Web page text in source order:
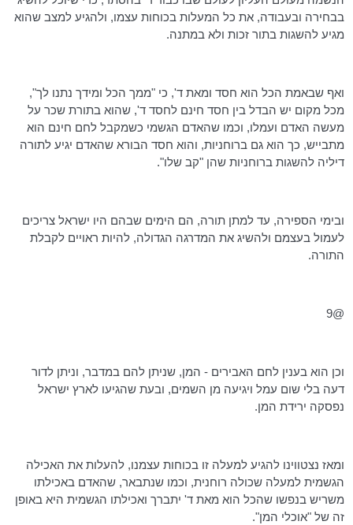
בבחירה ובעבודה, את כל המעלות בכוחות עצמו, ולהגיע למצב שהוא
מגיע להשגות בתור זכות ולא במתנה.
ואף שבאמת הכל הוא חסד ומאת ד', כי "ממך הכל ומידך נתנו לך",
מכל מקום יש הבדל בין חסד חינם לחסד ד', שהוא בתורת שכר על
מעשה האדם ועמלו, וכמו שהאדם הגשמי כשמקבל לחם חינם הוא
מתבייש, כך הוא גם ברוחניות, והוא חסד הבורא שהאדם יגיע לתורה
דיליה להשגות ברוחניות שהן "קב שלו".
ובימי הספירה, עד למתן תורה, הם הימים שבהם היו ישראל צריכים
לעמול בעצמם ולהשיג את המדרגה הגדולה, להיות ראויים לקבלת
התורה.
@9
וכן הוא בענין לחם האבירים - המן, שניתן להם במדבר, וניתן לדור
דעה בלי שום עמל ויגיעה מן השמים, ובעת שהגיעו לארץ ישראל
נפסקה ירידת המן.
ומאז נצטווינו להגיע למעלה זו בכוחות עצמנו, להעלות את האכילה
הגשמית למעלה שכולה רוחנית, וכמו שנתבאר, שהאדם באכילתו
משריש בנפשו שהכל הוא מאת ד' יתברך ואכילתו הגשמית היא באופן
זה של "אוכלי המן".